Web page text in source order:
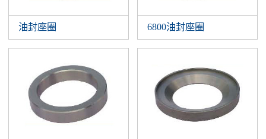
油封座圈 6800油封座圈